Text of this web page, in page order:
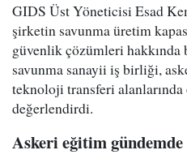
GIDS Üst Yöneticisi Esad
şirketin savunma üretim
güvenlik çözümleri
savunma sanayii iş birliği,
teknoloji transferi
değerlendirdi.
Askeri eğitim gündemde